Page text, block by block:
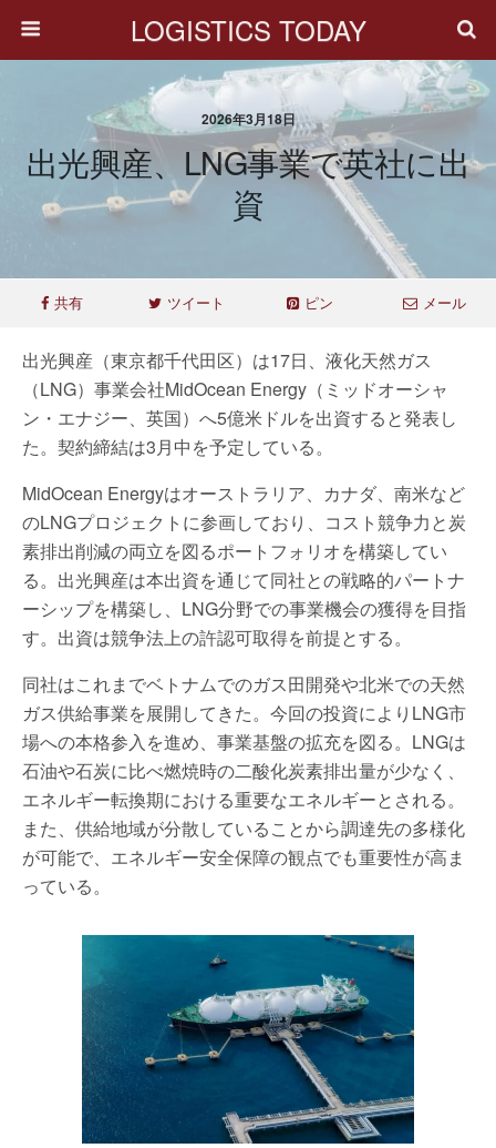
LOGISTICS TODAY
2026年3月18日
出光興産、LNG事業で英社に出
資
共有 ツイート ピン メール
出光興産（東京都千代田区）は17日、液化天然ガス
（LNG）事業会社MidOcean Energy（ミッドオーシャ
ン・エナジー、英国）へ5億米ドルを出資すると発表し
た。契約締結は3月中を予定している。
MidOcean Energyはオーストラリア、カナダ、南米など
のLNGプロジェクトに参画しており、コスト競争力と炭
素排出削減の両立を図るポートフォリオを構築してい
る。出光興産は本出資を通じて同社との戦略的パートナ
ーシップを構築し、LNG分野での事業機会の獲得を目指
す。出資は競争法上の許認可取得を前提とする。
同社はこれまでベトナムでのガス田開発や北米での天然
ガス供給事業を展開してきた。今回の投資によりLNG市
場への本格参入を進め、事業基盤の拡充を図る。LNGは
石油や石炭に比べ燃焼時の二酸化炭素排出量が少なく、
エネルギー転換期における重要なエネルギーとされる。
また、供給地域が分散していることから調達先の多様化
が可能で、エネルギー安全保障の観点でも重要性が高ま
っている。